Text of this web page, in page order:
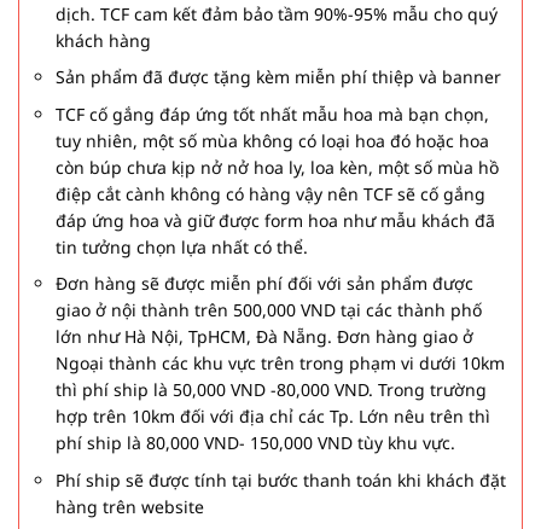
dịch. TCF cam kết đảm bảo tầm 90%-95% mẫu cho quý
khách hàng
Sản phẩm đã được tặng kèm miễn phí thiệp và banner
TCF cố gắng đáp ứng tốt nhất mẫu hoa mà bạn chọn,
tuy nhiên, một số mùa không có loại hoa đó hoặc hoa
còn búp chưa kịp nở nở hoa ly, loa kèn, một số mùa hồ
điệp cắt cành không có hàng vậy nên TCF sẽ cố gắng
đáp ứng hoa và giữ được form hoa như mẫu khách đã
tin tưởng chọn lựa nhất có thể.
Đơn hàng sẽ được miễn phí đối với sản phẩm được
giao ở nội thành trên 500,000 VND tại các thành phố
lớn như Hà Nội, TpHCM, Đà Nẵng. Đơn hàng giao ở
Ngoại thành các khu vực trên trong phạm vi dưới 10km
thì phí ship là 50,000 VND -80,000 VND. Trong trường
hợp trên 10km đối với địa chỉ các Tp. Lớn nêu trên thì
phí ship là 80,000 VND- 150,000 VND tùy khu vực.
Phí ship sẽ được tính tại bước thanh toán khi khách đặt
hàng trên website